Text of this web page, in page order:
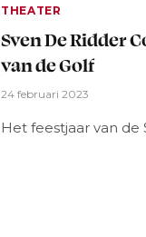
THEATER
Sven De Ridder
van de Golf
24 februari 2023
Het feestjaar van de